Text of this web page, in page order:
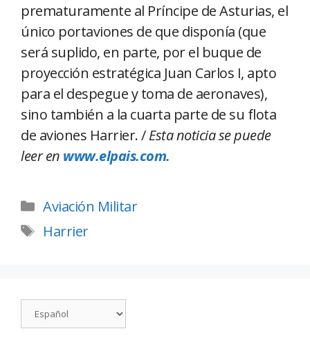
prematuramente al Príncipe de Asturias, el
único portaviones de que disponía (que
será suplido, en parte, por el buque de
proyección estratégica Juan Carlos I, apto
para el despegue y toma de aeronaves),
sino también a la cuarta parte de su flota
de aviones Harrier. /Esta noticia se puede
leer en www.elpais.com.
Aviación Militar
Harrier